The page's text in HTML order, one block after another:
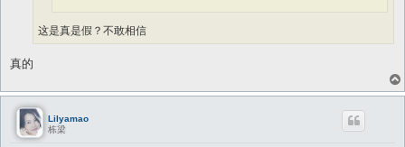
这是真是假？不敢相信
真的
Lilyamao
栋梁